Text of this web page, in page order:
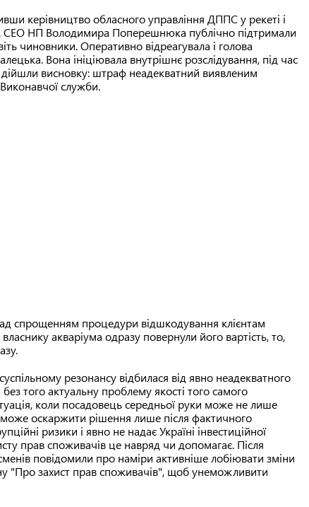
керівництво обласного управління ДППС у рекеті і
CEO НП Володимира Поперешнюка публічно підтримали
чиновники. Оперативно відреагувала і голова
Вона ініціювала внутрішнє розслідування, під час
висновку: штраф неадекватний виявленим
служби.
спрощенням процедури відшкодування клієнтам
акваріума одразу повернули його вартість, то,
резонансу відбилася від явно неадекватного
того актуальну проблему якості того самого
коли посадовець середньої руки може не лише
оскаржити рішення лише після фактичного
ризики і явно не надає Україні інвестиційної
прав споживачів це навряд чи допомагає. Після
повідомили про наміри активніше лобіювати зміни
"Про захист прав споживачів", щоб унеможливити